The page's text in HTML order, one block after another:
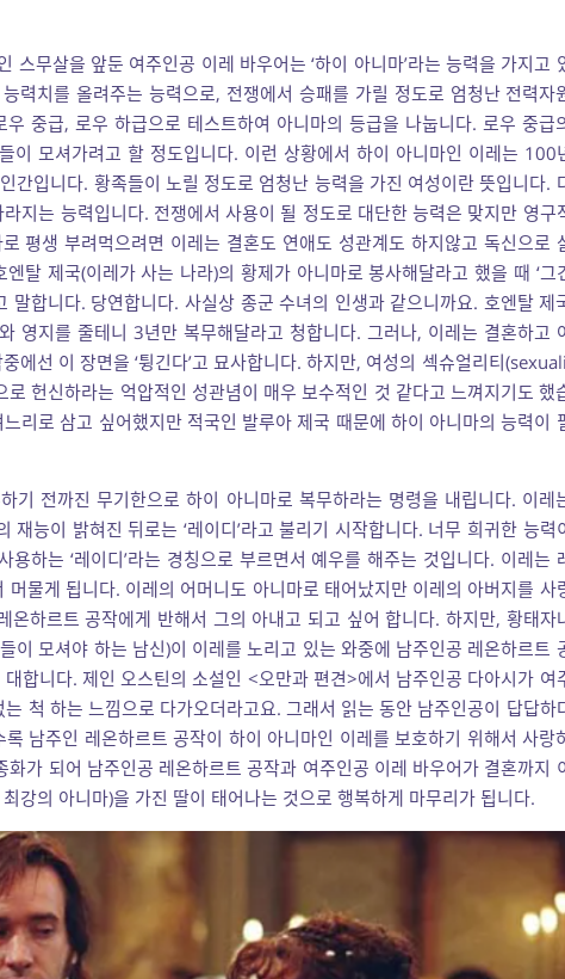
스무살을 앞둔 여주인공 이레 바우어는 ‘하이 아니마’라는 능력을 가지고
력치를 올려주는 능력으로, 전쟁에서 승패를 가릴 정도로 엄청난 전력자
중급, 로우 하급으로 테스트하여 아니마의 등급을 나눕니다. 로우 중급
이 모셔가려고 할 정도입니다. 이런 상황에서 하이 아니마인 이레는 100
간입니다. 황족들이 노릴 정도로 엄청난 능력을 가진 여성이란 뜻입니다.
지는 능력입니다. 전쟁에서 사용이 될 정도로 대단한 능력은 맞지만 영구
평생 부려먹으려면 이레는 결혼도 연애도 성관계도 하지않고 독신으로
탈 제국(이레가 사는 나라)의 황제가 아니마로 봉사해달라고 했을 때 ‘그
말합니다. 당연합니다. 사실상 종군 수녀의 인생과 같으니까요. 호엔탈 제
영지를 줄테니 3년만 복무해달라고 청합니다. 그러나, 이레는 결혼하고
에선 이 장면을 ‘튕긴다’고 묘사합니다. 하지만, 여성의 섹슈얼리티
헌신하라는 억압적인 성관념이 매우 보수적인 것 같다고 느껴지기도 했
리로 삼고 싶어했지만 적국인 발루아 제국 때문에 하이 아니마의 능력이
기 전까진 무기한으로 하이 아니마로 복무하라는 명령을 내립니다. 이레
재능이 밝혀진 뒤로는 ‘레이디’라고 불리기 시작합니다. 너무 희귀한 능력
용하는 ‘레이디’라는 경칭으로 부르면서 예우를 해주는 것입니다. 이레는
머물게 됩니다. 이레의 어머니도 아니마로 태어났지만 이레의 아버지를 사
온하르트 공작에게 반해서 그의 아내고 되고 싶어 합니다. 하지만, 황태자
이 모셔야 하는 남신)이 이레를 노리고 있는 와중에 남주인공 레온하르트
합니다. 제인 오스틴의 소설인 <오만과 편견>에서 남주인공 다아시가 여
척 하는 느낌으로 다가오더라고요. 그래서 읽는 동안 남주인공이 답답하
남주인 레온하르트 공작이 하이 아니마인 이레를 보호하기 위해서 사랑
가 되어 남주인공 레온하르트 공작과 여주인공 이레 바우어가 결혼까지
강의 아니마)을 가진 딸이 태어나는 것으로 행복하게 마무리가 됩니다.